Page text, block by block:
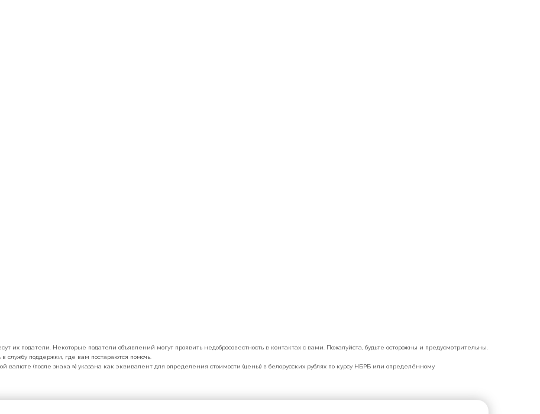
их податели. Некоторые податели объявлений могут проявить недобросовестность в контактах с вами. Пожалуйста, будьте осторожны и предусмотрительны.
службу поддержки, где вам постараются помочь.
валюте (после знака ≈) указана как эквивалент для определения стоимости (цены) в белорусских рублях по курсу НБРБ или определённому